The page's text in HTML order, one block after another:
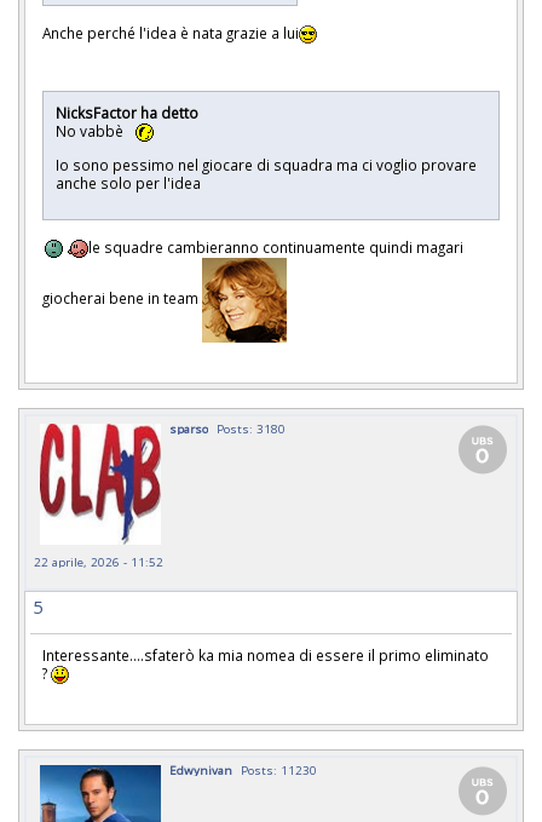
Anche perché l'idea è nata grazie a lui
NicksFactor ha detto
No vabbè
Io sono pessimo nel giocare di squadra ma ci voglio provare
anche solo per l'idea
le squadre cambieranno continuamente quindi magari
giocherai bene in team
sparso Posts: 3180
22 aprile, 2026 - 11:52
5
Interessante....sfaterò ka mia nomea di essere il primo eliminato
?
Edwynivan Posts: 11230